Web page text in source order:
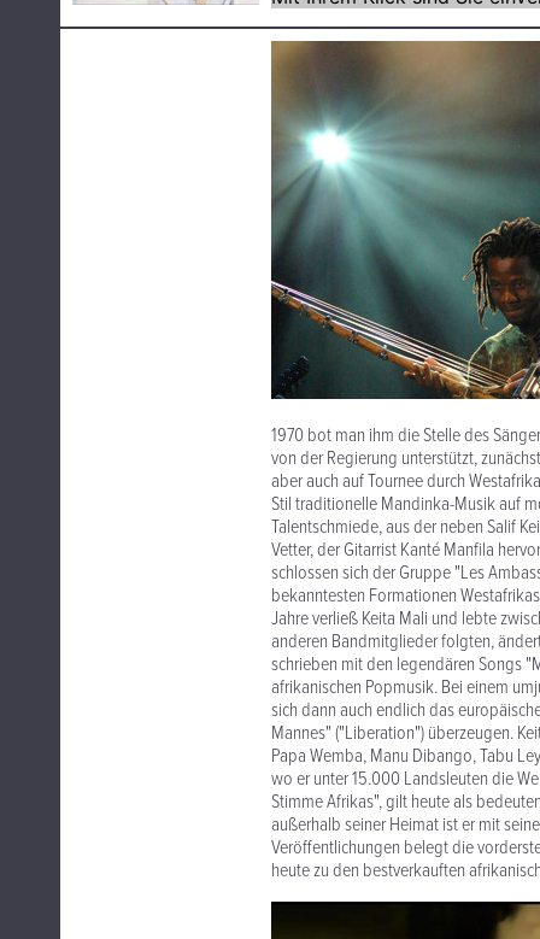
1970 bot man ihm die Stelle des
von der Regierung unterstützt,
aber auch auf Tournee durch
Stil traditionelle Mandinka-Musik auf
Talentschmiede, aus der neben Salif
Vetter, der Gitarrist Kanté Manfila
schlossen sich der Gruppe "Les
bekanntesten Formationen
Jahre verließ Keita Mali und lebte
anderen Bandmitglieder folgten,
schrieben mit den legendären Songs
afrikanischen Popmusik. Bei einem
sich dann auch endlich das
Mannes" ("Liberation") überzeugen.
Papa Wemba, Manu Dibango, Tabu
wo er unter 15.000 Landsleuten die
Stimme Afrikas", gilt heute als
außerhalb seiner Heimat ist er mit
Veröffentlichungen belegt die
heute zu den bestverkauften